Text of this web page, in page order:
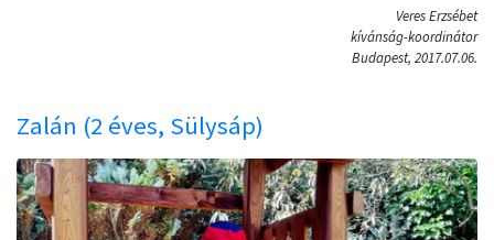
Veres Erzsébet
kívánság-koordinátor
Budapest, 2017.07.06.
Zalán (2 éves, Sülysáp)